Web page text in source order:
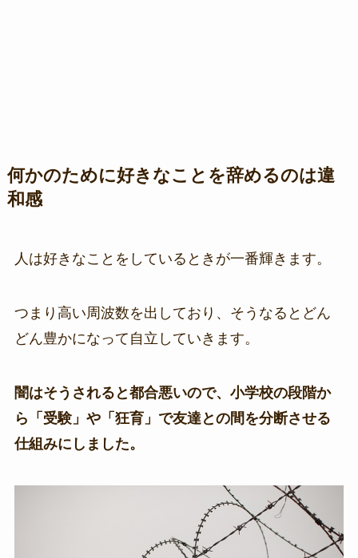
何かのために好きなことを辞めるのは違
和感
人は好きなことをしているときが一番輝きます。
つまり高い周波数を出しており、そうなるとどん
どん豊かになって自立していきます。
闇はそうされると都合悪いので、小学校の段階か
ら「受験」や「狂育」で友達との間を分断させる
仕組みにしました。